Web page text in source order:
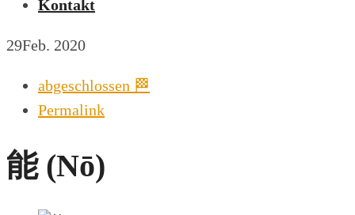
Kontakt
29Feb. 2020
abgeschlossen 🏁
Permalink
能 (Nō)